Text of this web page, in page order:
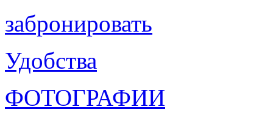
забронировать
Удобства
ФОТОГРАФИИ